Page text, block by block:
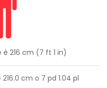
è 216 cm (7 ft 1 in)
216.0 cm o 7 pd 1.04 pl